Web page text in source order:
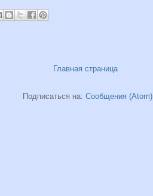
Главная страница
Подписаться на: Сообщения (Atom)